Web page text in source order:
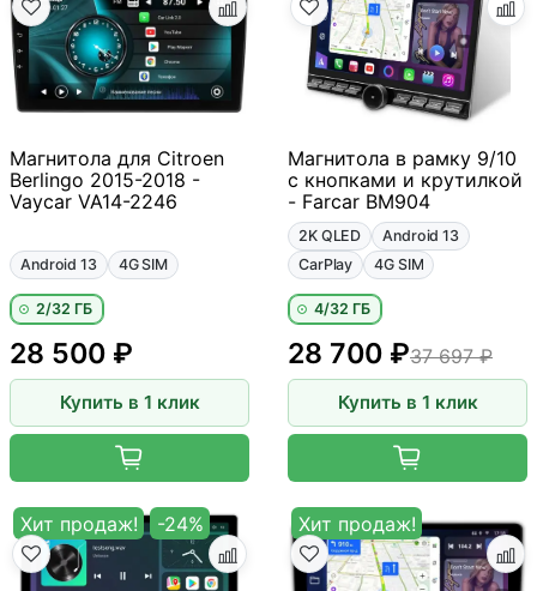
Магнитола для Citroen
Berlingo 2015-2018 -
Vaycar VA14-2246
Android 13 4G SIM
2/32 ГБ
28 500 ₽
Купить в 1 клик
Магнитола в рамку 9/10
с кнопками и крутилкой
- Farcar BM904
2K QLED
Android 13
CarPlay
4G SIM
4/32 ГБ
37 697 ₽
28 700 ₽
Купить в 1 клик
Хит продаж! -24% Хит продаж!